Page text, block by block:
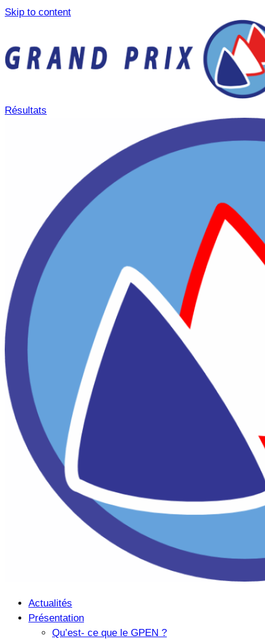
Skip to content
Résultats
Actualités
Présentation
Qu’est- ce que le GPEN ?